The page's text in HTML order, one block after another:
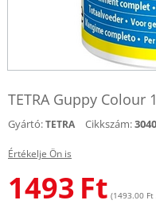
TETRA Guppy Colour
Gyártó:TETRA Cikkszám:
Értékelje Ön is
1493 Ft (1493.00